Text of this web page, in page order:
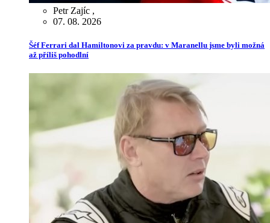
Petr Zajíc ,
07. 08. 2026
Šéf Ferrari dal Hamiltonovi za pravdu: v Maranellu jsme byli možná
až příliš pohodlní